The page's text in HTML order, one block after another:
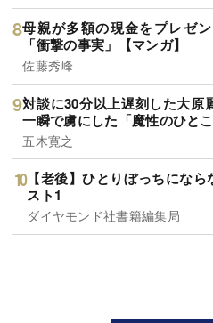
母親が多額の現金をプレゼ
「衝撃の事実」【マンガ】
佐藤秀峰
対談に30分以上遅刻した大原
一瞬で虜にした「魔性のひと
五木寛之
【老後】ひとりぼっちにな
スト1
ダイヤモンド社書籍編集局